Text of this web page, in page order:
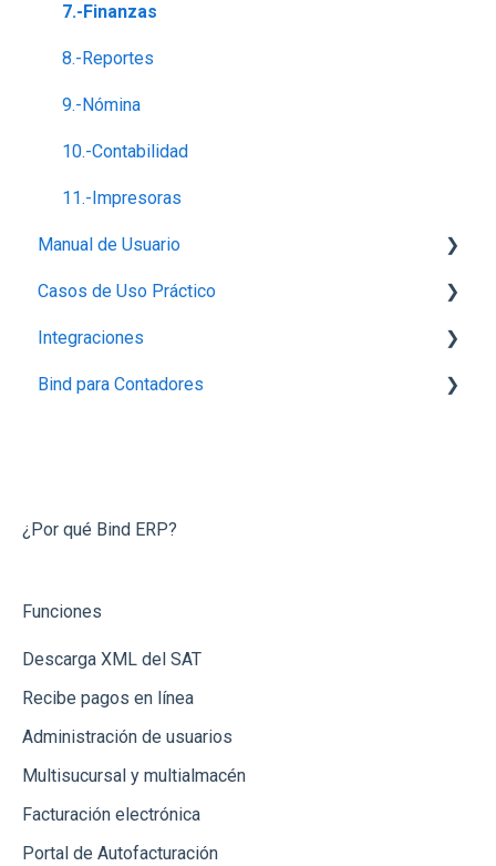
7.-Finanzas
8.-Reportes
9.-Nómina
10.-Contabilidad
11.-Impresoras
Manual de Usuario
Configuración
Perfil de empresa
Proveedores
Otras Funcionalidades
Cotizaciones
Inventarios (Almacenes)
Notas de Crédito
Dashboard
Reportes
Casos de Uso Práctico
Inventario
Productos
Bancos
Integraciones
Integración con Mercado Libre
Integración vía API
Integración vía Zapier
Bind para Contadores
¿Por qué Bind ERP?
Funciones
Descarga XML del SAT
Recibe pagos en línea
Administración de usuarios
Multisucursal y multialmacén
Facturación electrónica
Portal de Autofacturación